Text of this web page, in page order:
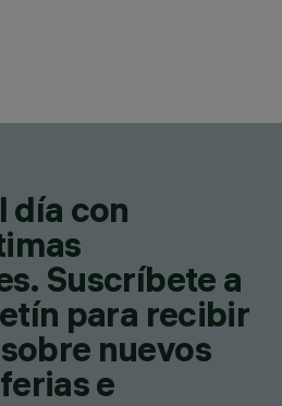
día con
Suscríbete a
para recibir
nuevos
e